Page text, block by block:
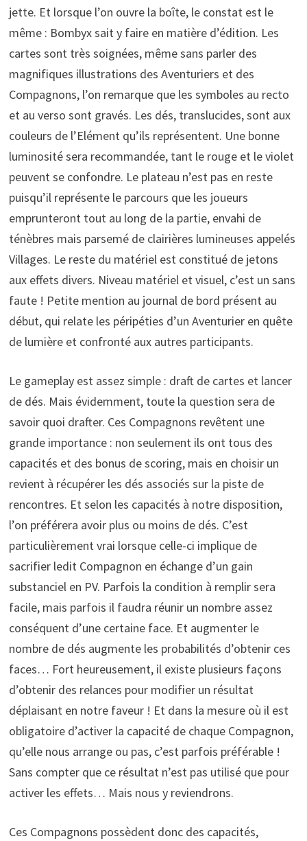
jette. Et lorsque l’on ouvre la boîte, le constat est le
même : Bombyx sait y faire en matière d’édition. Les
cartes sont très soignées, même sans parler des
magnifiques illustrations des Aventuriers et des
Compagnons, l’on remarque que les symboles au recto
et au verso sont gravés. Les dés, translucides, sont aux
couleurs de l’Elément qu’ils représentent. Une bonne
luminosité sera recommandée, tant le rouge et le violet
peuvent se confondre. Le plateau n’est pas en reste
puisqu’il représente le parcours que les joueurs
emprunteront tout au long de la partie, envahi de
ténèbres mais parsemé de clairières lumineuses appelés
Villages. Le reste du matériel est constitué de jetons
aux effets divers. Niveau matériel et visuel, c’est un sans
faute ! Petite mention au journal de bord présent au
début, qui relate les péripéties d’un Aventurier en quête
de lumière et confronté aux autres participants.
Le gameplay est assez simple : draft de cartes et lancer
de dés. Mais évidemment, toute la question sera de
savoir quoi drafter. Ces Compagnons revêtent une
grande importance : non seulement ils ont tous des
capacités et des bonus de scoring, mais en choisir un
revient à récupérer les dés associés sur la piste de
rencontres. Et selon les capacités à notre disposition,
l’on préférera avoir plus ou moins de dés. C’est
particulièrement vrai lorsque celle-ci implique de
sacrifier ledit Compagnon en échange d’un gain
substanciel en PV. Parfois la condition à remplir sera
facile, mais parfois il faudra réunir un nombre assez
conséquent d’une certaine face. Et augmenter le
nombre de dés augmente les probabilités d’obtenir ces
faces… Fort heureusement, il existe plusieurs façons
d’obtenir des relances pour modifier un résultat
déplaisant en notre faveur ! Et dans la mesure où il est
obligatoire d’activer la capacité de chaque Compagnon,
qu’elle nous arrange ou pas, c’est parfois préférable !
Sans compter que ce résultat n’est pas utilisé que pour
activer les effets… Mais nous y reviendrons.
Ces Compagnons possèdent donc des capacités,